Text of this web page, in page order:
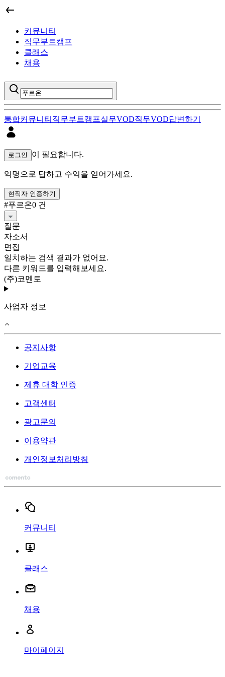
커뮤니티
직무부트캠프
클래스
채용
통합커뮤니티 직무부트캠프실무VOD직무VOD답변하기
로그인 이 필요합니다.
익명으로 답하고 수익을 얻어가세요.
현직자 인증하기
#푸르온0 건
질문
자소서
면접
일치하는 검색 결과가 없어요.
다른 키워드를 입력해보세요.
(주)코멘토
사업자 정보
공지사항
기업교육
제휴 대학 인증
고객센터
광고문의
이용약관
개인정보처리방침
커뮤니티
클래스
채용
마이페이지